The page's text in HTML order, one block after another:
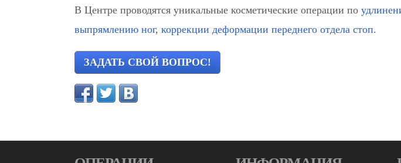
В Центре проводятся уникальные косметические операции по
выпрямлению ног, коррекции деформации переднего отдела стоп.
ЗАДАТЬ СВОЙ ВОПРОС!